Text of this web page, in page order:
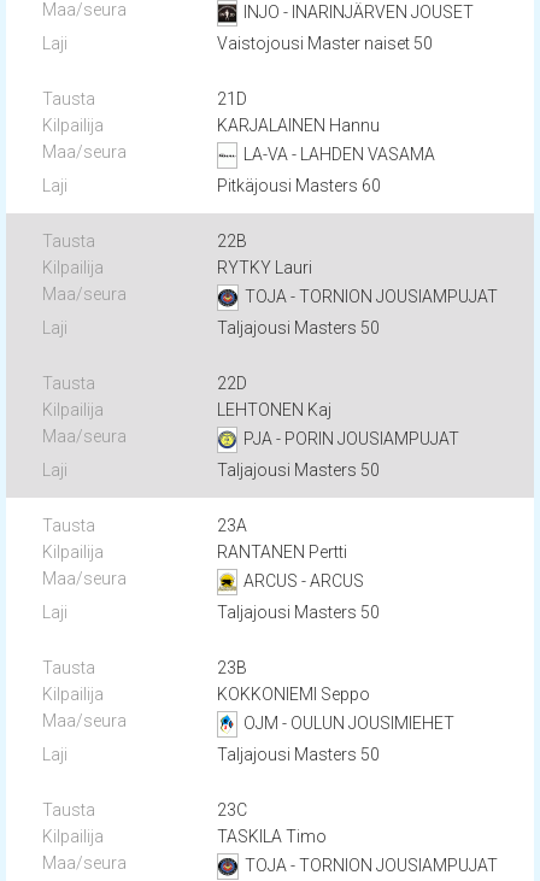
INJO - INARINJÄRVEN JOUSET
Vaistojousi Master naiset 50
21D
KARJALAINEN Hannu
LA-VA - LAHDEN VASAMA
Pitkäjousi Masters 60
22B
RYTKY Lauri
TOJA - TORNION JOUSIAMPUJAT
Taljajousi Masters 50
22D
LEHTONEN Kaj
PJA - PORIN JOUSIAMPUJAT
Taljajousi Masters 50
23A
RANTANEN Pertti
ARCUS - ARCUS
Taljajousi Masters 50
23B
KOKKONIEMI Seppo
OJM - OULUN JOUSIMIEHET
Taljajousi Masters 50
23C
TASKILA Timo
TOJA - TORNION JOUSIAMPUJAT